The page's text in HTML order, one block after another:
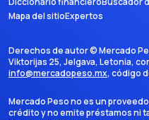
Mapa del sitioExpertos
Derechos de autor ©Mercado
Viktorijas 25, Jelgava, Letonia,
info@mercadopeso.mx, código
Mercado Peso no es un
crédito y no emite préstamos ni